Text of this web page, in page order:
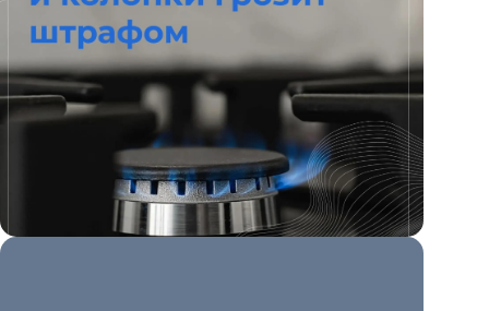
Ежегодная проверка газового
оборудования обязательна для всех
жителей О проверке жильцов
предупреждают заранее — объявление
размещают в подъезде за 7 […]
Читать